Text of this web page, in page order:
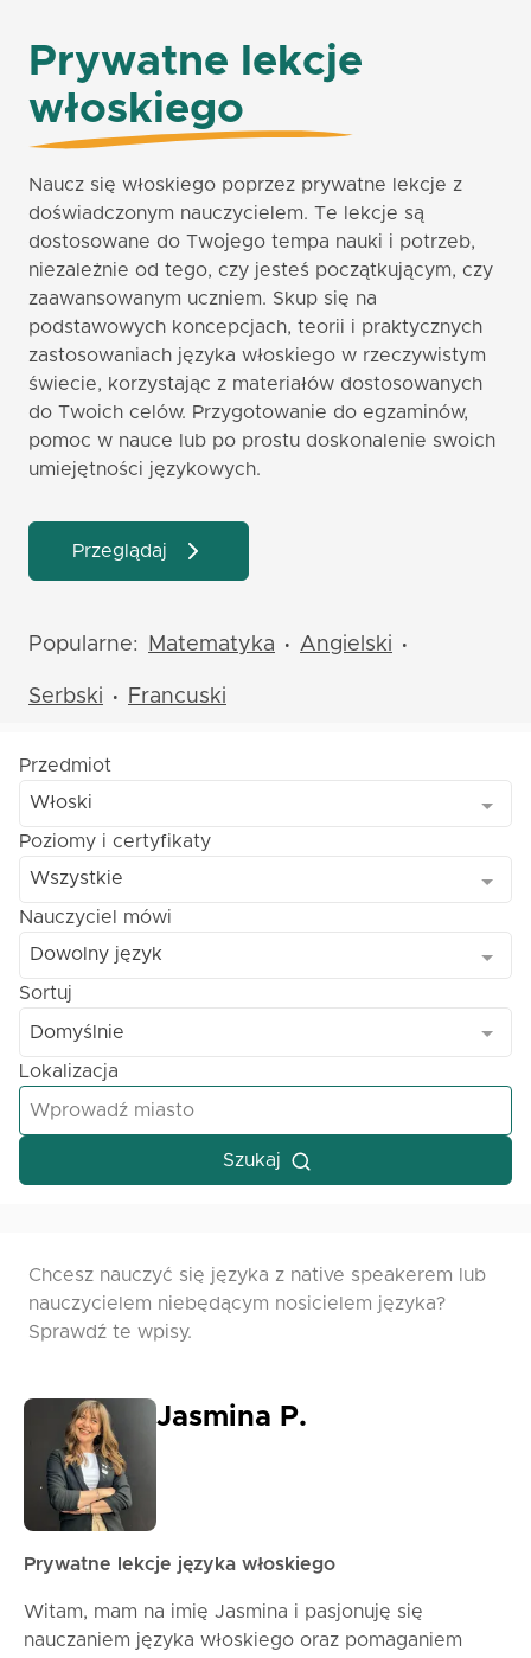
Prywatne lekcje
włoskiego
Naucz się włoskiego poprzez prywatne lekcje z
doświadczonym nauczycielem. Te lekcje są
dostosowane do Twojego tempa nauki i potrzeb,
niezależnie od tego, czy jesteś początkującym, czy
zaawansowanym uczniem. Skup się na
podstawowych koncepcjach, teorii i praktycznych
zastosowaniach języka włoskiego w rzeczywistym
świecie, korzystając z materiałów dostosowanych
do Twoich celów. Przygotowanie do egzaminów,
pomoc w nauce lub po prostu doskonalenie swoich
umiejętności językowych.
Przeglądaj
Popularne: Matematyka • Angielski •
Serbski • Francuski
Przedmiot
Włoski
Poziomy i certyfikaty
Wszystkie
Nauczyciel mówi
Dowolny język
Sortuj
Domyślnie
Lokalizacja
Szukaj
Chcesz nauczyć się języka z native speakerem lub
nauczycielem niebędącym nosicielem języka?
Sprawdź te wpisy.
Jasmina P.
Prywatne lekcje języka włoskiego
Witam, mam na imię Jasmina i pasjonuję się
nauczaniem języka włoskiego oraz pomaganiem